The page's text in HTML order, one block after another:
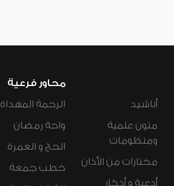
أناشيد
متون علمية
ومنظومات
مختارات من الأذان
أدعية و أذكار
محاور فرعية
الرحمة المهداة
واحة رمضان
الحج و العمرة
خطب جمعة